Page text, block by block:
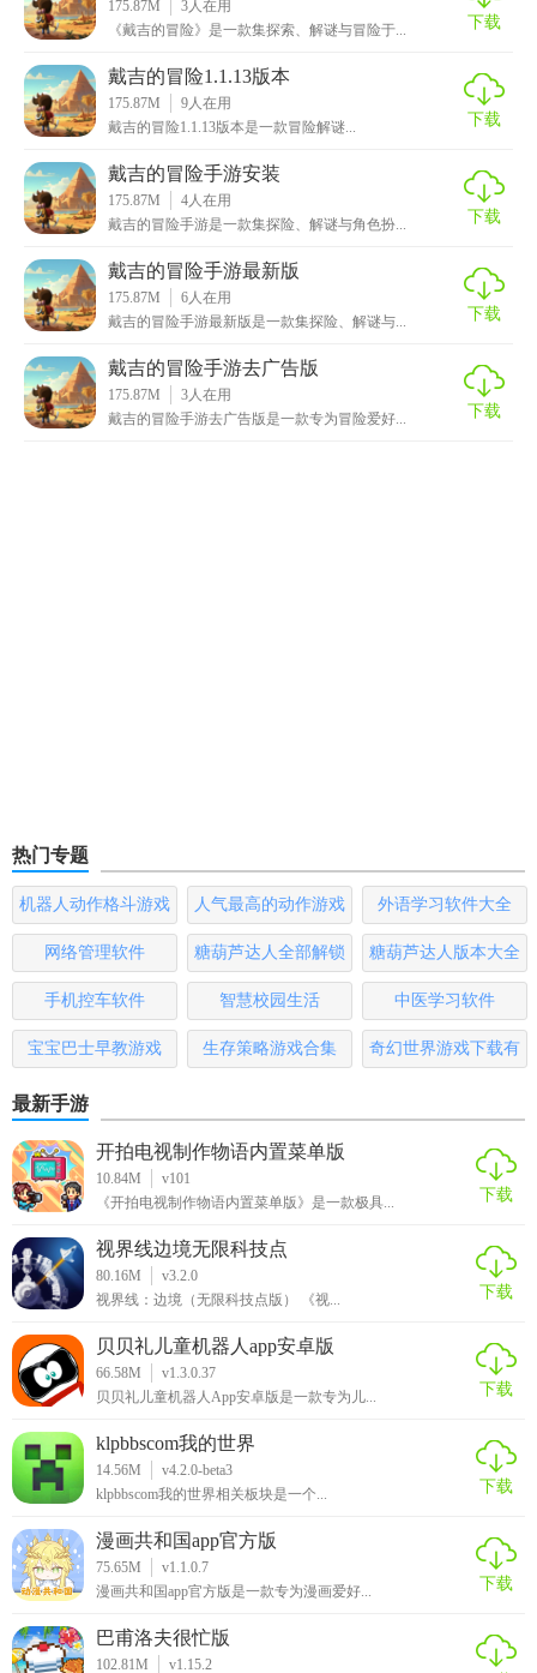
175.87M 3 人在用
《戴吉的冒险》是一款集探索、解谜与冒险于...
下载
戴吉的冒险1.1.13版本
175.87M 9 人在用
戴吉的冒险1.1.13版本是一款冒险解谜...
下载
戴吉的冒险手游安装
175.87M 4 人在用
戴吉的冒险手游是一款集探险、解谜与角色扮...
下载
戴吉的冒险手游最新版
175.87M 6 人在用
戴吉的冒险手游最新版是一款集探险、解谜与...
下载
戴吉的冒险手游去广告版
175.87M 3 人在用
戴吉的冒险手游去广告版是一款专为冒险爱好...
下载
热门专题
机器人动作格斗游戏
大全
人气最高的动作游戏
排行榜
外语学习软件大全
网络管理软件
糖葫芦达人全部解锁
版
糖葫芦达人版本大全
手机控车软件 智慧校园生活 中医学习软件
宝宝巴士早教游戏 生存策略游戏合集
奇幻世界游戏下载有
最新手游
开拍电视制作物语内置菜单版
10.84M
v101
《开拍电视制作物语内置菜单版》是一款极具...
下载
视界线边境无限科技点
80.16M
v3.2.0
视界线：边境（无限科技点版） 《视...
下载
贝贝礼儿童机器人app安卓版
66.58M
v1.3.0.37
贝贝礼儿童机器人App安卓版是一款专为儿...
下载
klpbbscom我的世界
14.56M
v4.2.0-beta3
klpbbscom我的世界相关板块是一个...
下载
漫画共和国app官方版
75.65M
v1.1.0.7
漫画共和国app官方版是一款专为漫画爱好...
下载
巴甫洛夫很忙版
102.81M v1.15.2